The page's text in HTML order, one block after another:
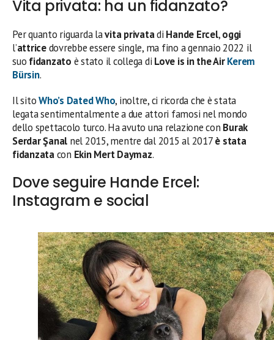
Vita privata: ha un fidanzato?
Per quanto riguarda lavita privatadi Hande Ercel,oggi
l’attricedovrebbe essere single, ma fino a gennaio 2022 il
suo fidanzato è stato il collega di Love is in the AirKerem
Bürsin.
Il sitoWho’s Dated Who, inoltre, ci ricorda che è stata
legata sentimentalmente a due attori famosi nel mondo
dello spettacolo turco. Ha avuto una relazione con Burak
Serdar Şanal nel 2015, mentre dal 2015 al 2017è stata
fidanzatacon Ekin Mert Daymaz.
Dove seguire Hande Ercel:
Instagram e social